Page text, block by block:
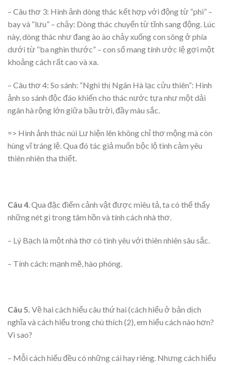
– Câu thơ 3: Hình ảnh dòng thác kết hợp với động từ “phi” –
bay và “lưu” – chảy: Dòng thác chuyển từ tĩnh sang động. Lúc
này, dòng thác như đang ào ào chảy xuống con sông ở phía
dưới từ “ba nghìn thước” – con số mang tính ước lệ gợi một
khoảng cách rất cao và xa.
– Câu thơ 4: So sánh: “Nghi thị Ngân Hà lạc cửu thiên”: Hình
ảnh so sánh độc đáo khiến cho thác nước tựa như một dải
ngân hà rộng lớn giữa bầu trời, đầy màu sắc.
=> Hình ảnh thác núi Lư hiện lên không chỉ thơ mộng mà còn
hùng vĩ tráng lệ. Qua đó tác giả muốn bộc lộ tình cảm yêu
thiên nhiên tha thiết.
Câu 4. Qua đặc điểm cảnh vật được miêu tả, ta có thể thấy
những nét gì trong tâm hồn và tính cách nhà thơ.
– Lý Bạch là một nhà thơ có tình yêu với thiên nhiên sâu sắc.
– Tính cách: mạnh mẽ, hào phóng.
Câu 5. Về hai cách hiểu câu thứ hai (cách hiểu ở bản dịch
nghĩa và cách hiểu trong chú thích (2), em hiểu cách nào hơn?
Vì sao?
– Mỗi cách hiểu đều có những cái hay riêng. Nhưng cách hiểu